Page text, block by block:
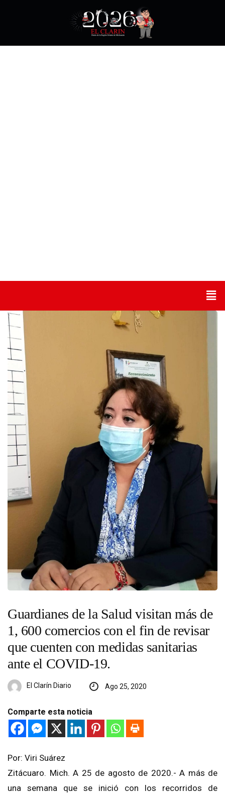
Guardianes de la Salud visitan más de
1, 600 comercios con el fin de revisar
que cuenten con medidas sanitarias
ante el COVID-19.
El Clarín Diario Ago 25, 2020
Comparte esta noticia
Por: Viri Suárez
Zitácuaro. Mich. A 25 de agosto de 2020.- A más de
una semana que se inició con los recorridos de